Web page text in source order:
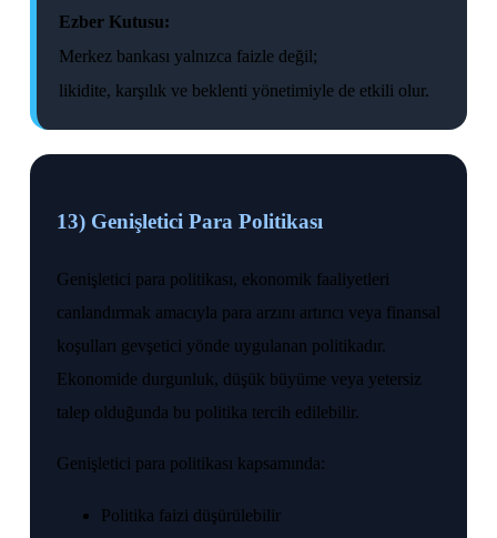
Ezber Kutusu:
Merkez bankası yalnızca faizle değil;
likidite, karşılık ve beklenti yönetimiyle de etkili olur.
13) Genişletici Para Politikası
Genişletici para politikası, ekonomik faaliyetleri
canlandırmak amacıyla para arzını artırıcı veya finansal
koşulları gevşetici yönde uygulanan politikadır.
Ekonomide durgunluk, düşük büyüme veya yetersiz
talep olduğunda bu politika tercih edilebilir.
Genişletici para politikası kapsamında:
Politika faizi düşürülebilir